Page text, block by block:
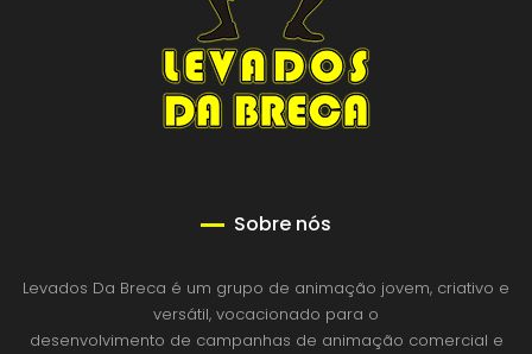
Sobre nós
Levados Da Breca é um grupo de animação jovem, criativo e
versátil, vocacionado para o
desenvolvimento de campanhas de animação comercial e